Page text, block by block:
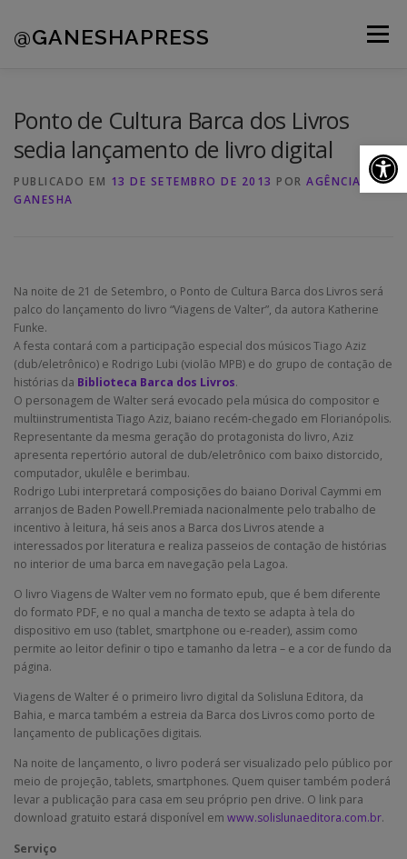
@GANESHAPRESS Menu
Ponto de Cultura Barca dos Livros
sedia lançamento de livro digital
PUBLICADO EM 13 DE SETEMBRO DE 2013 POR AGÊNCIA
GANESHA
Na noite de 21 de Setembro, o Ponto de Cultura Barca dos Livros será
palco do lançamento do livro “Viagens de Valter”, da autora Katherine
Funke.
A festa contará com a participação especial dos músicos Tiago Aziz
(dub/eletrônico) e Rodrigo Lubi (violão MPB) e do grupo de contação de
histórias da Biblioteca Barca dos Livros.
O personagem de Walter será evocado pela música do compositor e
multiinstrumentista Tiago Aziz, baiano recém-chegado em Florianópolis.
Representante da mesma geração do protagonista do livro, Aziz
apresenta repertório autoral de dub/eletrônico com baixo distorcido,
computador, ukulêle e berimbau.
Rodrigo Lubi interpretará composições do baiano Dorival Caymmi em
arranjos de Baden Powell.Premiada nacionalmente pelo trabalho de
incentivo à leitura, há seis anos a Barca dos Livros atende a
interessados por literatura e realiza passeios de contação de histórias
no interior de uma barca em navegação pela Lagoa.
O livro Viagens de Walter vem no formato epub, que é bem diferente
do formato PDF, e no qual a mancha de texto se adapta à tela do
dispositivo em uso (tablet, smartphone ou e-reader), assim como
permite ao leitor definir o tipo e tamanho da letra – e a cor de fundo da
página.
Viagens de Walter é o primeiro livro digital da Solisluna Editora, da
Bahia, e marca também a estreia da Barca dos Livros como porto de
lançamento de publicações digitais.
Na noite de lançamento, o livro poderá ser visualizado pelo público por
meio de projeção, tablets, smartphones. Quem quiser também poderá
levar a publicação para casa em seu próprio pen drive. O link para
download gratuito estará disponível em www.solislunaeditora.com.br.
Serviço